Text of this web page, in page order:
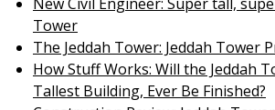
Tower
The Jeddah Tower: Jeddah Tower
How Stuff Works: Will the Jeddah
Tallest Building, Ever Be Finished?